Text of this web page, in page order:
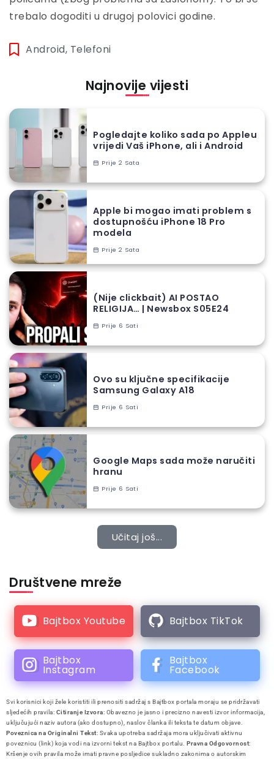
trebalo dogoditi u drugoj polovici godine.
Android, Telefoni
Najnovije vijesti
Pogledajte koliko sada po Appleu
vrijedi Vaš iPhone, ali i Android
Prije 2 Sata
Apple bi mogao imati problem s
dostupnošću iPhone 18 Pro
modela
Prije 2 Sata
(Nije clickbait) AI POSTAO
RELIGIJA… | Newsbox S05E24
Prije 6 Sati
Ovo su ključne specifikacije
Samsung Galaxy A18
Prije 6 Sati
Google Maps sada može naručiti
hranu
Prije 6 Sati
Učitaj još...
Društvene mreže
Bajtbox Youtube Bajtbox TikTok
Bajtbox
Instagram
Bajtbox
Facebook
Svi korisnici koji žele koristiti ili prenositi sadržaj s Bajtbox portala moraju se pridržavati
sljedećih pravila: Citiranje Izvora: Obavezno je jasno i precizno navesti izvor informacija,
uključujući naziv autora (ako dostupno), naslov članka ili teksta te datum objave.
Poveznica na Originalni Tekst: Svaka upotreba sadržaja mora uključivati aktivnu
poveznicu (link) koja vodi na izvorni tekst na Bajtbox portalu. Pravna Odgovornost:
Kršenje ovih pravila može imati pravne posljedice sukladno zakonima o autorskim